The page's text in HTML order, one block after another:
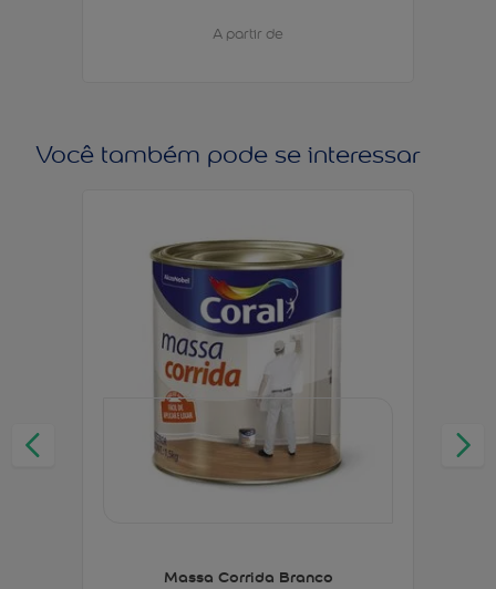
A partir de
Você também pode se interessar
Massa Corrida Branco